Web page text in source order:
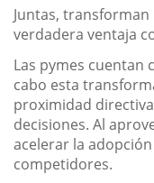
Juntas,
verdadera ventaja
Las pymes cuentan
cabo esta
proximidad
decisiones. Al
acelerar la
competidores.